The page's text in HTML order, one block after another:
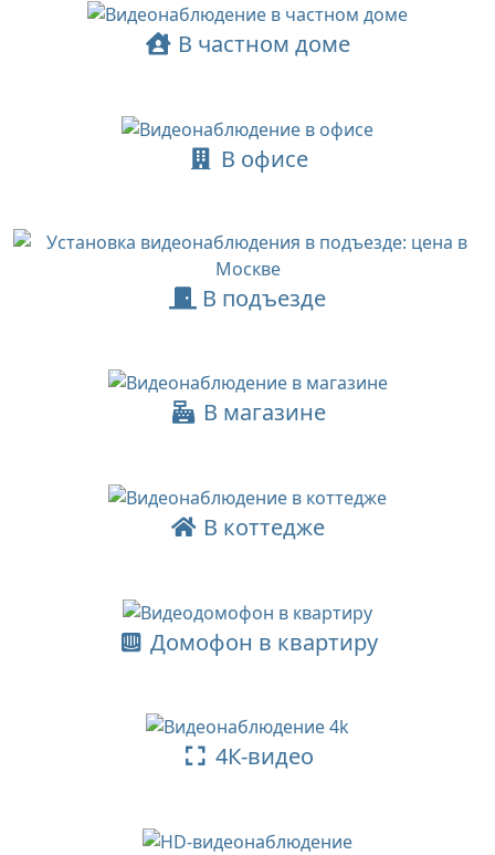
В частном доме
В офисе
В подъезде
В магазине
В коттедже
Домофон в квартиру
4К-видео